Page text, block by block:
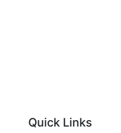
Quick Links